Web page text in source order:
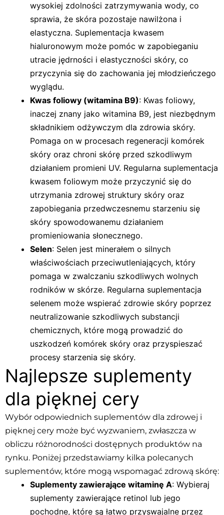
wysokiej zdolności zatrzymywania wody, co
sprawia, że skóra pozostaje nawilżona i
elastyczna. Suplementacja kwasem
hialuronowym może pomóc w zapobieganiu
utracie jędrności i elastyczności skóry, co
przyczynia się do zachowania jej młodzieńczego
wyglądu.
Kwas foliowy (witamina B9): Kwas foliowy,
inaczej znany jako witamina B9, jest niezbędnym
składnikiem odżywczym dla zdrowia skóry.
Pomaga on w procesach regeneracji komórek
skóry oraz chroni skórę przed szkodliwym
działaniem promieni UV. Regularna suplementacja
kwasem foliowym może przyczynić się do
utrzymania zdrowej struktury skóry oraz
zapobiegania przedwczesnemu starzeniu się
skóry spowodowanemu działaniem
promieniowania słonecznego.
Selen: Selen jest minerałem o silnych
właściwościach przeciwutleniających, który
pomaga w zwalczaniu szkodliwych wolnych
rodników w skórze. Regularna suplementacja
selenem może wspierać zdrowie skóry poprzez
neutralizowanie szkodliwych substancji
chemicznych, które mogą prowadzić do
uszkodzeń komórek skóry oraz przyspieszać
procesy starzenia się skóry.
Najlepsze suplementy
dla pięknej cery
Wybór odpowiednich suplementów dla zdrowej i
pięknej cery może być wyzwaniem, zwłaszcza w
obliczu różnorodności dostępnych produktów na
rynku. Poniżej przedstawiamy kilka polecanych
suplementów, które mogą wspomagać zdrową skórę:
Suplementy zawierające witaminę A: Wybieraj
suplementy zawierające retinol lub jego
pochodne, które są łatwo przyswajalne przez